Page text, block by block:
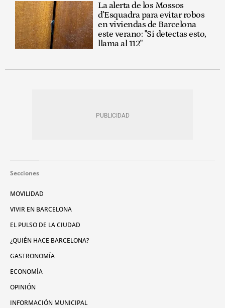
La alerta de los Mossos
d'Esquadra para evitar robos
en viviendas de Barcelona
este verano: "Si detectas esto,
llama al 112"
Secciones
MOVILIDAD
VIVIR EN BARCELONA
EL PULSO DE LA CIUDAD
¿QUIÉN HACE BARCELONA?
GASTRONOMÍA
ECONOMÍA
OPINIÓN
INFORMACIÓN MUNICIPAL